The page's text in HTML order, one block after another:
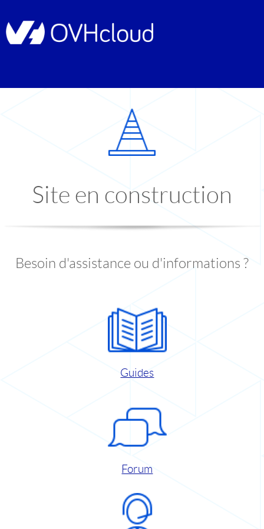
Site en construction
Besoin d'assistance ou d'informations ?
Guides
Forum